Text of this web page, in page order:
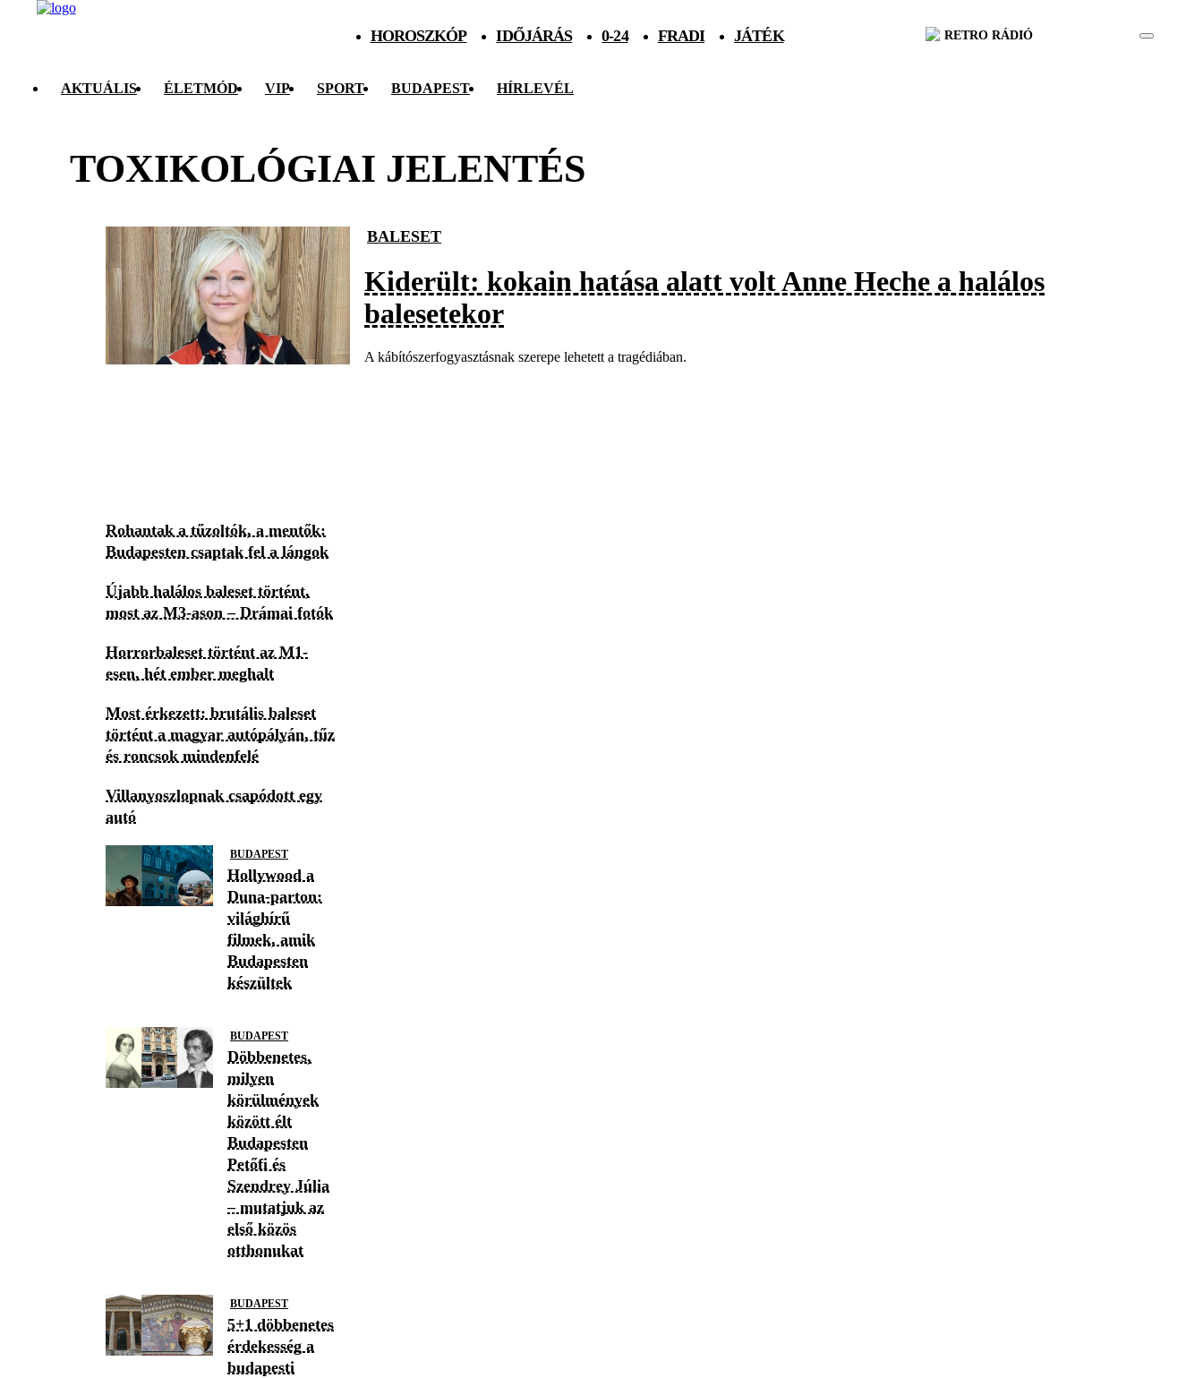
HOROSZKÓP IDŐJÁRÁS 0-24 FRADI JÁTÉK RETRO RÁDIÓ
AKTUÁLIS ÉLETMÓD VIP SPORT BUDAPEST HÍRLEVÉL
TOXIKOLÓGIAI JELENTÉS
BALESET
Kiderült: kokain hatása alatt volt Anne Heche a halálos
balesetekor
A kábítószerfogyasztásnak szerepe lehetett a tragédiában.
Rohantak a tűzoltók, a mentők:
Budapesten csaptak fel a lángok
Újabb halálos baleset történt,
most az M3-ason – Drámai fotók
Horrorbaleset történt az M1-
esen, hét ember meghalt
Most érkezett: brutális baleset
történt a magyar autópályán, tűz
és roncsok mindenfelé
Villanyoszlopnak csapódott egy
autó
BUDAPEST
Hollywood a
Duna-parton:
világhírű
filmek, amik
Budapesten
készültek
BUDAPEST
Döbbenetes,
milyen
körülmények
között élt
Budapesten
Petőfi és
Szendrey Júlia
– mutatjuk az
első közös
otthonukat
BUDAPEST
5+1 döbbenetes
érdekesség a
budapesti